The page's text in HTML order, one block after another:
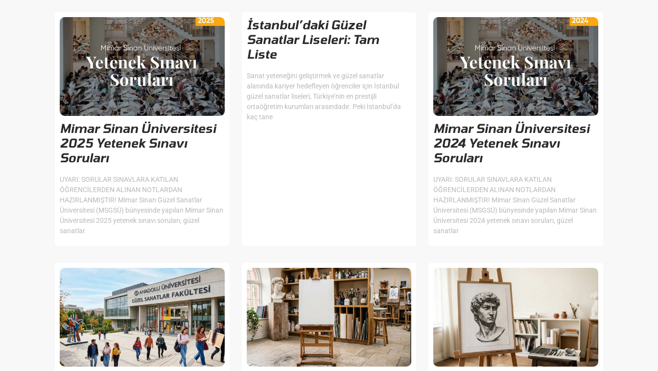
Mimar Sinan Üniversitesi
2025 Yetenek Sınavı
Soruları
UYARI: SORULAR SINAVLARA KATILAN
ÖĞRENCİLERDEN ALINAN NOTLARDAN
HAZIRLANMIŞTIR! Mimar Sinan Güzel Sanatlar
Üniversitesi (MSGSÜ) bünyesinde yapılan Mimar Sinan
Üniversitesi 2025 yetenek sınavı soruları, güzel
sanatlar
İstanbul’daki Güzel
Sanatlar Liseleri: Tam
Liste
Sanat yeteneğini geliştirmek ve güzel sanatlar
alanında kariyer hedefleyen öğrenciler için İstanbul
güzel sanatlar liseleri, Türkiye’nin en prestijli
ortaöğretim kurumları arasındadır. Peki İstanbul’da
kaç tane
Mimar Sinan Üniversitesi
2024 Yetenek Sınavı
Soruları
UYARI: SORULAR SINAVLARA KATILAN
ÖĞRENCİLERDEN ALINAN NOTLARDAN
HAZIRLANMIŞTIR! Mimar Sinan Güzel Sanatlar
Üniversitesi (MSGSÜ) bünyesinde yapılan Mimar Sinan
Üniversitesi 2024 yetenek sınavı soruları, güzel
sanatlar